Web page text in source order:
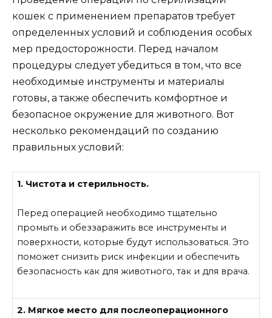
кошек с применением препаратов требует
определенных условий и соблюдения особых
мер предосторожности. Перед началом
процедуры следует убедиться в том, что все
необходимые инструменты и материалы
готовы, а также обеспечить комфортное и
безопасное окружение для животного. Вот
несколько рекомендаций по созданию
правильных условий:
1. Чистота и стерильность.
Перед операцией необходимо тщательно
промыть и обеззаражить все инструменты и
поверхности, которые будут использоваться. Это
поможет снизить риск инфекции и обеспечить
безопасность как для животного, так и для врача.
2. Мягкое место для послеоперационного